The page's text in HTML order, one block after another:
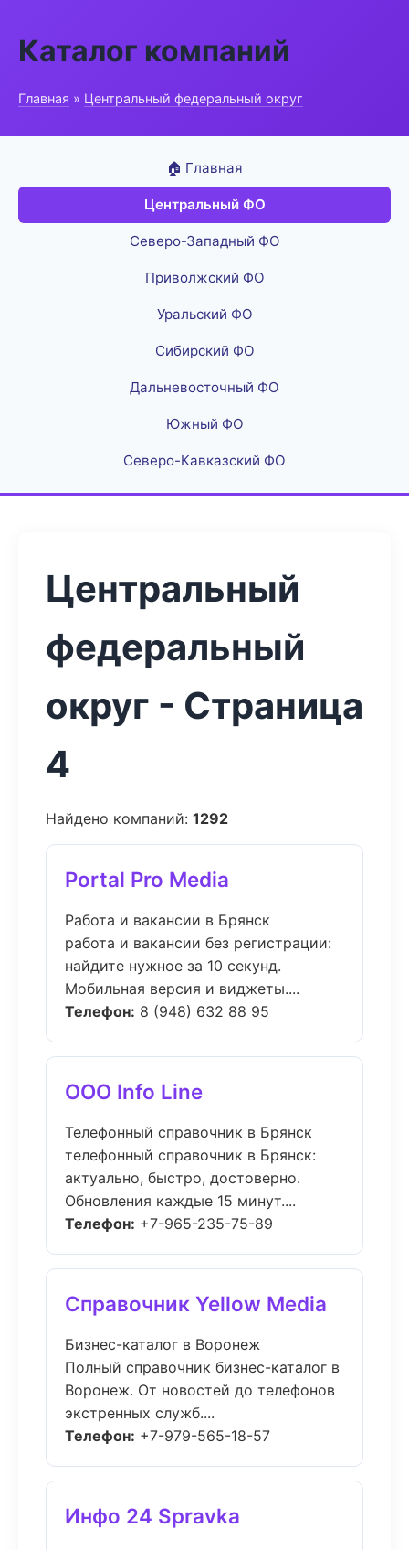
Каталог компаний
Главная » Центральный федеральный округ
🏠 Главная
Центральный ФО
Северо-Западный ФО
Приволжский ФО
Уральский ФО
Сибирский ФО
Дальневосточный ФО
Южный ФО
Северо-Кавказский ФО
Центральный
федеральный
округ - Страница
4
Найдено компаний: 1292
Portal Pro Media
Работа и вакансии в Брянск
работа и вакансии без регистрации:
найдите нужное за 10 секунд.
Мобильная версия и виджеты....
Телефон: 8 (948) 632 88 95
ООО Info Line
Телефонный справочник в Брянск
телефонный справочник в Брянск:
актуально, быстро, достоверно.
Обновления каждые 15 минут....
Телефон: +7-965-235-75-89
Справочник Yellow Media
Бизнес-каталог в Воронеж
Полный справочник бизнес-каталог в
Воронеж. От новостей до телефонов
экстренных служб....
Телефон: +7-979-565-18-57
Инфо 24 Spravka